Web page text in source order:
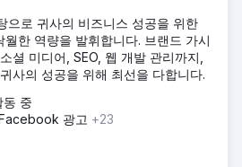
으로 귀사의 비즈니스 성공을 위한
한 역량을 발휘합니다. 브랜드 가시
셜 미디어, SEO, 웹 개발 관리까지,
사의 성공을 위해 최선을 다합니다.
중
광고 +23